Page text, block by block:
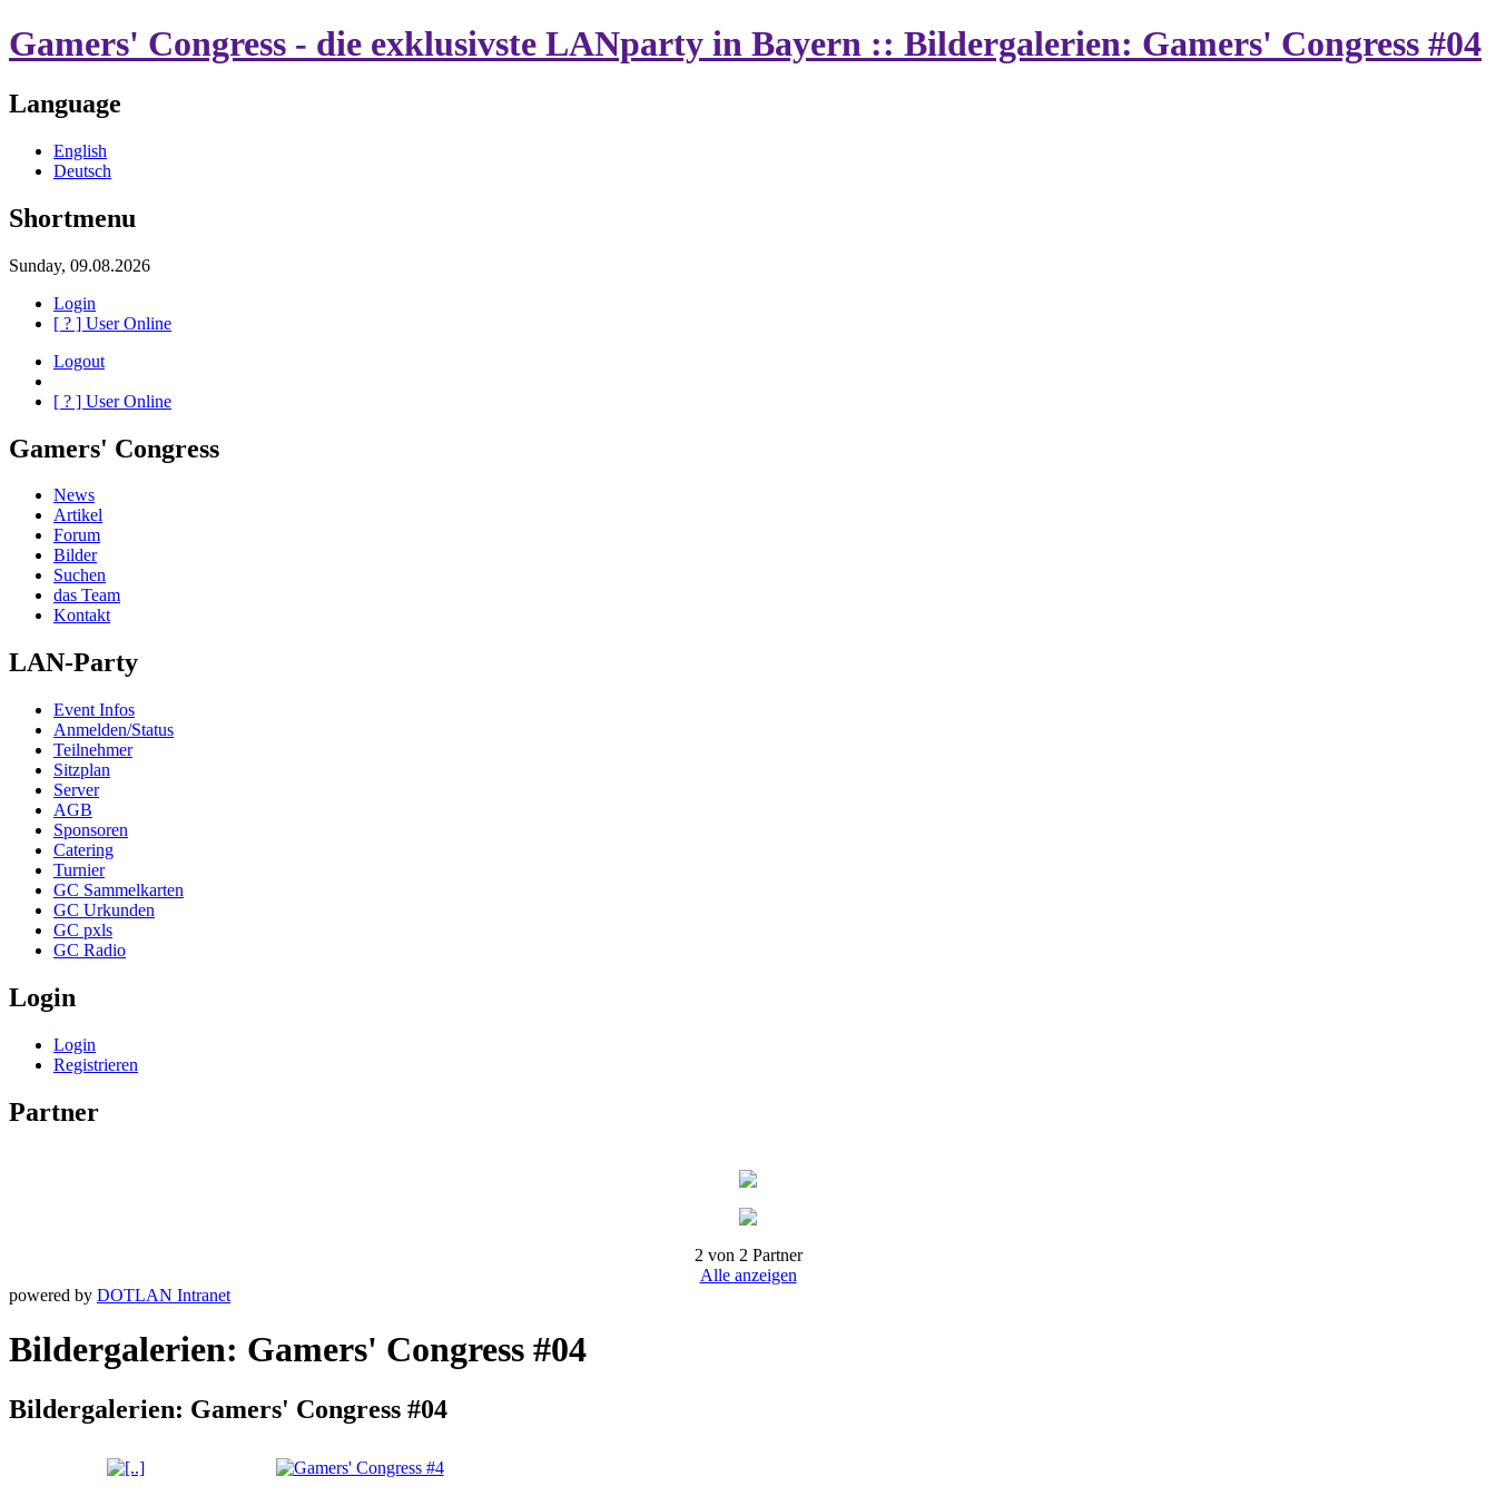
Gamers' Congress - die exklusivste LANparty in Bayern :: Bildergalerien: Gamers' Congress #04
Language
English
Deutsch
Shortmenu
Sunday, 09.08.2026
Login
[ ? ] User Online
Logout
[ ? ] User Online
Gamers' Congress
News
Artikel
Forum
Bilder
Suchen
das Team
Kontakt
LAN-Party
Event Infos
Anmelden/Status
Teilnehmer
Sitzplan
Server
AGB
Sponsoren
Catering
Turnier
GC Sammelkarten
GC Urkunden
GC pxls
GC Radio
Login
Login
Registrieren
Partner
2 von 2 Partner
Alle anzeigen
powered by DOTLAN Intranet
Bildergalerien: Gamers' Congress #04
Bildergalerien: Gamers' Congress #04